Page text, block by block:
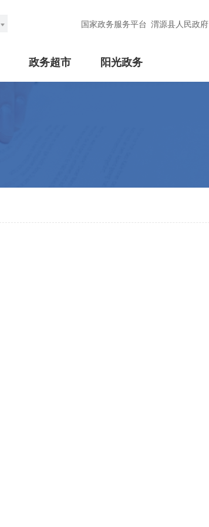
国家政务服务平台 渭源县人民政府
政务超市 阳光政务